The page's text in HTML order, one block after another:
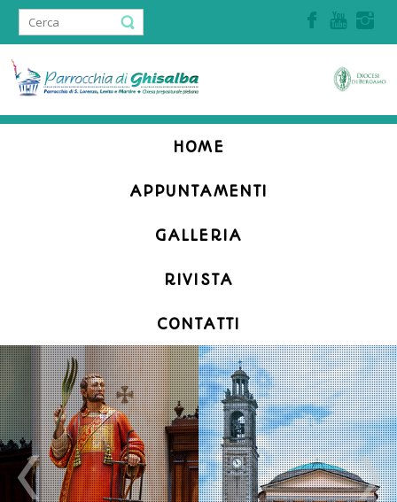
HOME
APPUNTAMENTI
GALLERIA
RIVISTA
CONTATTI